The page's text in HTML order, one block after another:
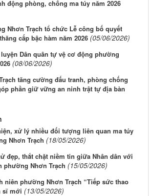
động phòng, chống ma túy năm 2026
Nhơn Trạch tổ chức Lễ công bố quyết
cấp bậc hàm năm 2026 (05/06/2026)
Dân quân tự vệ cơ động phường
(08/06/2026)
tăng cường đấu tranh, phòng chống
phần giữ vững an ninh trật tự địa bàn
xử lý nhiều đối tượng liên quan ma túy
Nhơn Trạch (18/05/2026)
đẹp, thắt chặt niềm tin giữa Nhân dân với
phường Nhơn Trạch (15/05/2026)
niên phường Nhơn Trạch “Tiếp sức thao
sĩ mới (13/05/2026)